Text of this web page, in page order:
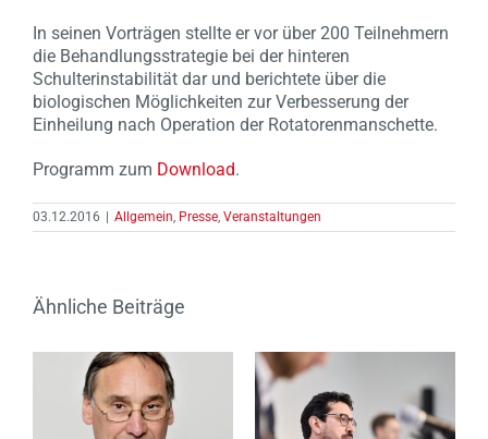
In seinen Vorträgen stellte er vor über 200 Teilnehmern
die Behandlungsstrategie bei der hinteren
Schulterinstabilität dar und berichtete über die
biologischen Möglichkeiten zur Verbesserung der
Einheilung nach Operation der Rotatorenmanschette.
Programm zum Download.
03.12.2016 | Allgemein Presse Veranstaltungen
Ähnliche Beiträge